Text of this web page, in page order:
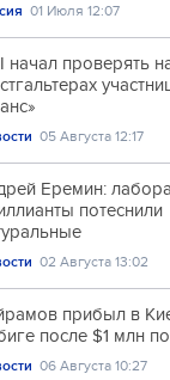
01 Июля 12:07
начал проверять
05 Августа 12:17
Еремин:
потеснили
02 Августа 13:02
прибыл в
после $1 млн
06 Августа 10:27